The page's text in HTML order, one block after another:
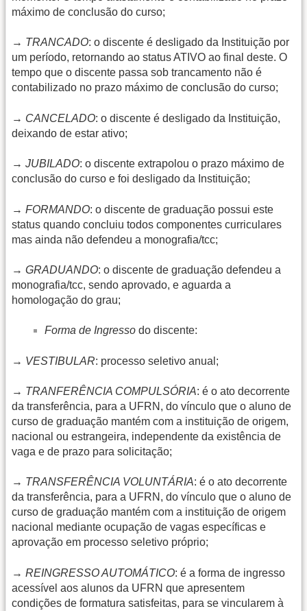
máximo de conclusão do curso;
→ TRANCADO: o discente é desligado da Instituição por
um período, retornando ao status ATIVO ao final deste. O
tempo que o discente passa sob trancamento não é
contabilizado no prazo máximo de conclusão do curso;
→ CANCELADO: o discente é desligado da Instituição,
deixando de estar ativo;
→ JUBILADO: o discente extrapolou o prazo máximo de
conclusão do curso e foi desligado da Instituição;
→ FORMANDO: o discente de graduação possui este
status quando concluiu todos componentes curriculares
mas ainda não defendeu a monografia/tcc;
→ GRADUANDO: o discente de graduação defendeu a
monografia/tcc, sendo aprovado, e aguarda a
homologação do grau;
Forma de Ingresso do discente:
→ VESTIBULAR: processo seletivo anual;
→ TRANFERÊNCIA COMPULSÓRIA: é o ato decorrente
da transferência, para a UFRN, do vínculo que o aluno de
curso de graduação mantém com a instituição de origem,
nacional ou estrangeira, independente da existência de
vaga e de prazo para solicitação;
→ TRANSFERÊNCIA VOLUNTÁRIA: é o ato decorrente
da transferência, para a UFRN, do vínculo que o aluno de
curso de graduação mantém com a instituição de origem
nacional mediante ocupação de vagas específicas e
aprovação em processo seletivo próprio;
→ REINGRESSO AUTOMÁTICO: é a forma de ingresso
acessível aos alunos da UFRN que apresentem
condições de formatura satisfeitas, para se vincularem à